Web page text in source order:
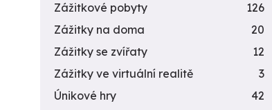
Zážitkové pobyty
126
Zážitky na doma
20
Zážitky se zvířaty
12
Zážitky ve virtuální realitě
3
Únikové hry
42